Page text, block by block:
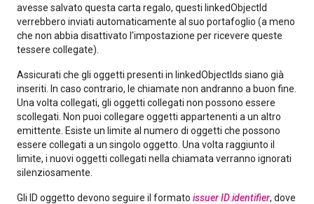
avesse salvato questa carta regalo, questi linkedObjectId
verrebbero inviati automaticamente al suo portafoglio (a meno
che non abbia disattivato l'impostazione per ricevere queste
tessere collegate).
Assicurati che gli oggetti presenti in linkedObjectIds siano già
inseriti. In caso contrario, le chiamate non andranno a buon fine.
Una volta collegati, gli oggetti collegati non possono essere
scollegati. Non puoi collegare oggetti appartenenti a un altro
emittente. Esiste un limite al numero di oggetti che possono
essere collegati a un singolo oggetto. Una volta raggiunto il
limite, i nuovi oggetti collegati nella chiamata verranno ignorati
silenziosamente.
Gli ID oggetto devono seguire il formato issuer IDidentifier, dove